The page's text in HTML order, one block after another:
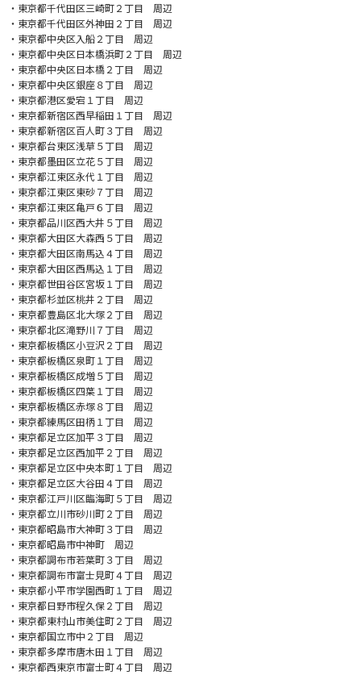
・東京都千代田区三崎町２丁目 周辺
・東京都千代田区外神田２丁目 周辺
・東京都中央区入船２丁目 周辺
・東京都中央区日本橋浜町２丁目 周辺
・東京都中央区日本橋２丁目 周辺
・東京都中央区銀座８丁目 周辺
・東京都港区愛宕１丁目 周辺
・東京都新宿区西早稲田１丁目 周辺
・東京都新宿区百人町３丁目 周辺
・東京都台東区浅草５丁目 周辺
・東京都墨田区立花５丁目 周辺
・東京都江東区永代１丁目 周辺
・東京都江東区東砂７丁目 周辺
・東京都江東区亀戸６丁目 周辺
・東京都品川区西大井５丁目 周辺
・東京都大田区大森西５丁目 周辺
・東京都大田区南馬込４丁目 周辺
・東京都大田区西馬込１丁目 周辺
・東京都世田谷区宮坂１丁目 周辺
・東京都杉並区桃井２丁目 周辺
・東京都豊島区北大塚２丁目 周辺
・東京都北区滝野川７丁目 周辺
・東京都板橋区小豆沢２丁目 周辺
・東京都板橋区泉町１丁目 周辺
・東京都板橋区成増５丁目 周辺
・東京都板橋区四葉１丁目 周辺
・東京都板橋区赤塚８丁目 周辺
・東京都練馬区田柄１丁目 周辺
・東京都足立区加平３丁目 周辺
・東京都足立区西加平２丁目 周辺
・東京都足立区中央本町１丁目 周辺
・東京都足立区大谷田４丁目 周辺
・東京都江戸川区臨海町５丁目 周辺
・東京都立川市砂川町２丁目 周辺
・東京都昭島市大神町３丁目 周辺
・東京都昭島市中神町 周辺
・東京都調布市若葉町３丁目 周辺
・東京都調布市富士見町４丁目 周辺
・東京都小平市学園西町１丁目 周辺
・東京都日野市程久保２丁目 周辺
・東京都東村山市美住町２丁目 周辺
・東京都国立市中２丁目 周辺
・東京都多摩市唐木田１丁目 周辺
・東京都西東京市富士町４丁目 周辺